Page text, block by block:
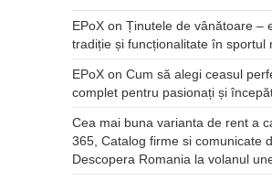
EPoX on Ținutele de vânătoare –
tradiție și funcționalitate în sportul
EPoX on Cum să alegi ceasul
complet pentru pasionați și
Cea mai buna varianta de rent a
365, Catalog firme si comunicate
Descopera Romania la volanul